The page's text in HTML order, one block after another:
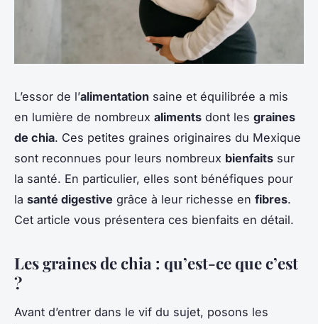
L’essor de l’alimentation saine et équilibrée a mis
en lumière de nombreux aliments dont les graines
de chia. Ces petites graines originaires du Mexique
sont reconnues pour leurs nombreux bienfaits sur
la santé. En particulier, elles sont bénéfiques pour
la santé digestive grâce à leur richesse en fibres.
Cet article vous présentera ces bienfaits en détail.
Les graines de chia : qu’est-ce que c’est
?
Avant d’entrer dans le vif du sujet, posons les